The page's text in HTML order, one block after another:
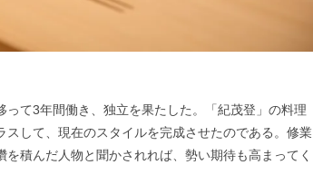
て3年間働き、独立を果たした。「紀茂登」の料理
して、現在のスタイルを完成させたのである。修業
積んだ人物と聞かされれば、勢い期待も高まってく